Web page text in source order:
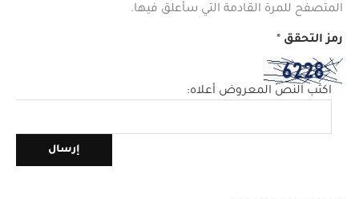
المتصفح للمرة القادمة التي سأعلق فيها.
رمز التحقق *
اكتب النص المعروض أعلاه: